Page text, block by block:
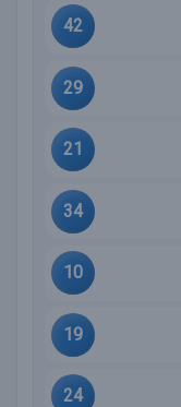
42
29
21
34
10
19
24